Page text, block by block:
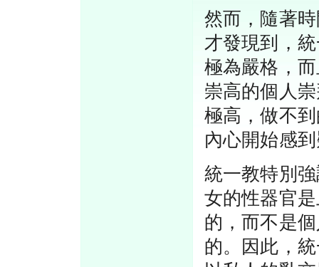
然而，隨著
才發現到，
極為嚴格，
崇高的個人
極高，做不
內心開始感
統一教特別
女的性器官
的，而不是
的。因此，